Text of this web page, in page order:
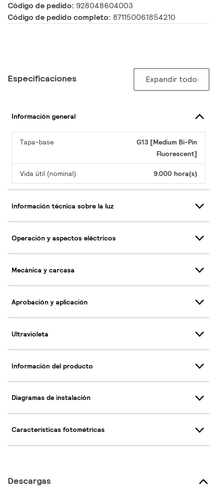
Código de pedido: 928048604003
Código de pedido completo: 871150061854210
Especificaciones Expandir todo
Información general
Tapa-base
G13 [Medium Bi-Pin
Fluorescent]
Vida útil (nominal) 9.000 hora(s)
Información técnica sobre la luz
Operación y aspectos eléctricos
Mecánica y carcasa
Aprobación y aplicación
Ultravioleta
Información del producto
Diagramas de instalación
Características fotométricas
Descargas